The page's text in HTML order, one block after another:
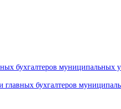
бухгалтеров
главных бухгалтеров